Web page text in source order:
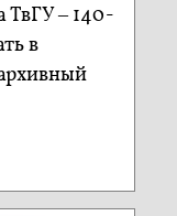
ТвГУ – 140-
в